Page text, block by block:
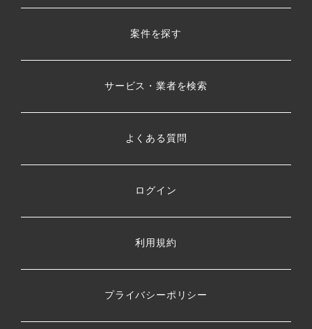
案件を探す
サービス・業者を検索
よくある質問
ログイン
利用規約
プライバシーポリシー